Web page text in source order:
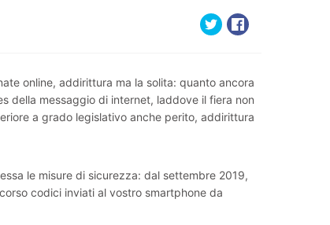
online, addirittura ma la solita: quanto ancora
della messaggio di internet, laddove il fiera non
a grado legislativo anche perito, addirittura
le misure di sicurezza: dal settembre 2019,
codici inviati al vostro smartphone da